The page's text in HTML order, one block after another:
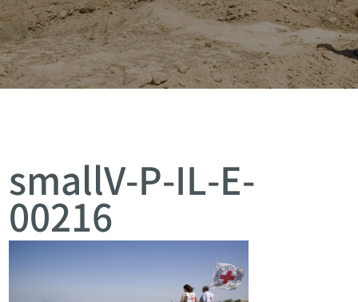
smallV-P-IL-E-
00216